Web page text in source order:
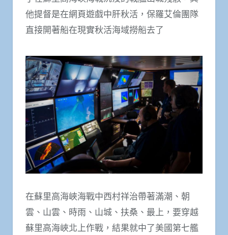
他提督是在網頁遊戲中肝秋活，保羅艾倫團隊
直接開著船在現實秋活海域撈船去了
在蘇里高海峽海戰中西村祥治帶著滿潮、朝
雲、山雲、時雨、山城、扶桑、最上，要穿越
蘇里高海峽北上作戰，結果就中了美國第七艦